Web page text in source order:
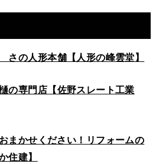
の人形本舗【人形の峰雲堂】
の専門店【佐野スレート工業
まかせください！リフォームの
住建】